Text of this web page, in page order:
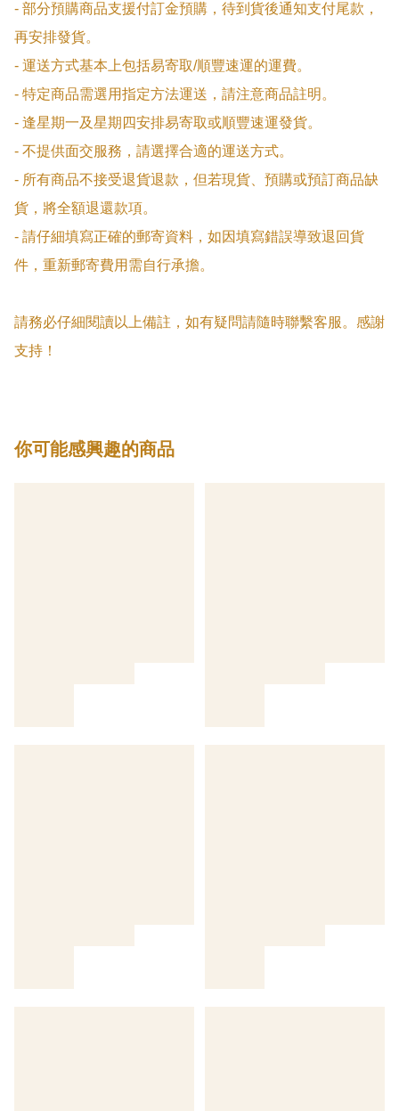
- 部分預購商品支援付訂金預購，待到貨後通知支付尾款，
再安排發貨。
- 運送方式基本上包括易寄取/順豐速運的運費。
- 特定商品需選用指定方法運送，請注意商品註明。
- 逢星期一及星期四安排易寄取或順豐速運發貨。
- 不提供面交服務，請選擇合適的運送方式。
- 所有商品不接受退貨退款，但若現貨、預購或預訂商品缺
貨，將全額退還款項。
- 請仔細填寫正確的郵寄資料，如因填寫錯誤導致退回貨
件，重新郵寄費用需自行承擔。
請務必仔細閱讀以上備註，如有疑問請隨時聯繫客服。感謝
支持！
你可能感興趣的商品